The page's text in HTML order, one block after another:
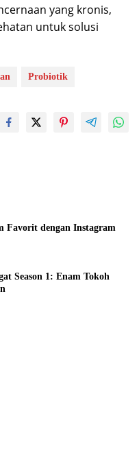
yang kronis,
untuk solusi
Probiotik
Favorit dengan Instagram
Season 1: Enam Tokoh